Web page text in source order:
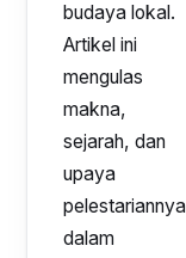
budaya lokal.
Artikel ini
mengulas
makna,
sejarah, dan
upaya
pelestariannya
dalam